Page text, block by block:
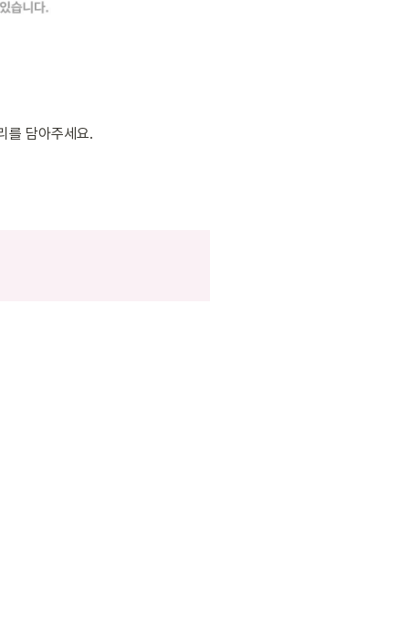
를 담아주세요.